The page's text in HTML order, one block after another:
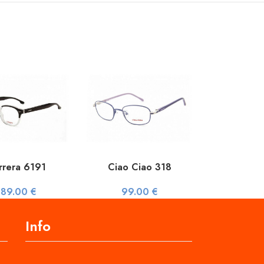
6191
€
Ciao Ciao 318
99.00 €
Info